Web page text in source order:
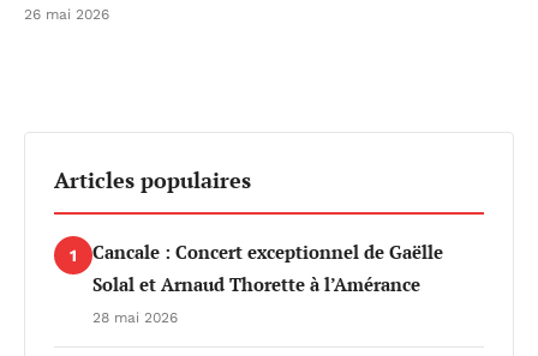
26 mai 2026
Articles populaires
1
Cancale : Concert exceptionnel de Gaëlle
Solal et Arnaud Thorette à l’Amérance
28 mai 2026